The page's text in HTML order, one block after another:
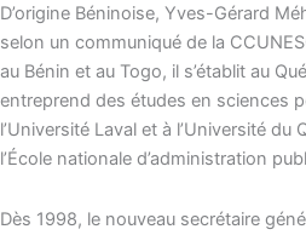
D’origine Béninoise, Yves-Gérard
selon un communiqué de la
au Bénin et au Togo, il s’établit au
entreprend des études en sciences
l’Université Laval et à l’Université du
l’École nationale d’administration
Dès 1998, le nouveau secrétaire